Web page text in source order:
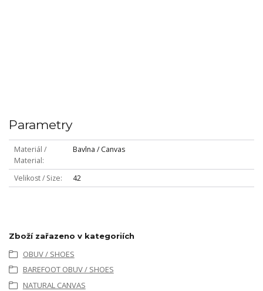
Parametry
Materiál /
Material
Bavlna / Canvas
Velikost / Size 42
Zboží zařazeno v kategoriích
OBUV / SHOES
BAREFOOT OBUV / SHOES
NATURAL CANVAS